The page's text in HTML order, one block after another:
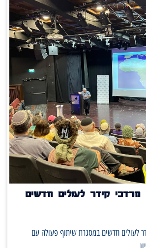
קידר לעולים חדשים
לעולים חדשים במסגרת שיתוף פעולה עם